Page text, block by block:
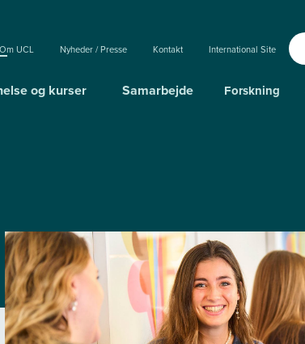
Om UCL Nyheder / Presse Kontakt International Site
og kurser Samarbejde Forskning